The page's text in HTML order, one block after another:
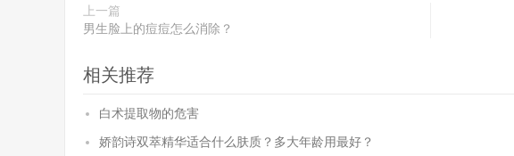
上一篇
男生脸上的痘痘怎么消除？
相关推荐
白术提取物的危害
娇韵诗双萃精华适合什么肤质？多大年龄用最好？